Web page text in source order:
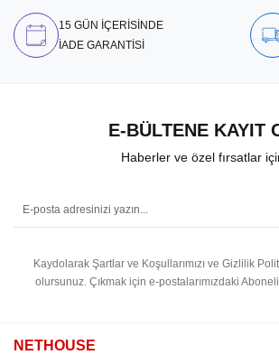
15 GÜN İÇERİSİNDE
İADE GARANTİSİ
E-BÜLTENE KAYIT
Haberler ve özel fırsatlar
Kaydolarak Şartlar ve Koşullarımızı ve Gizlilik
olursunuz. Çıkmak için e-postalarımızdaki
NETHOUSE